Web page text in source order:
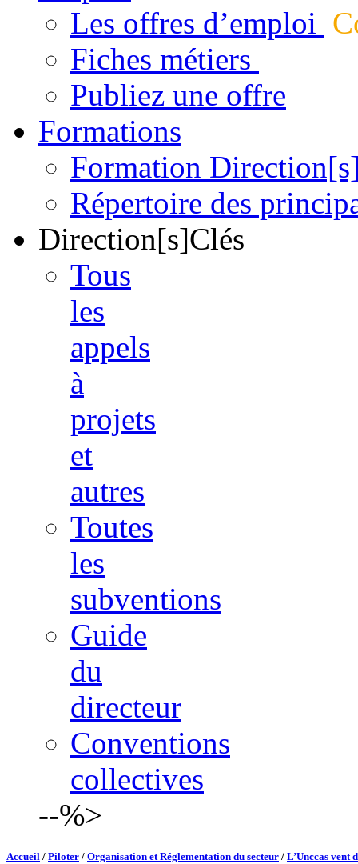
Les offres d’emploi
Fiches métiers
Publiez une offre
Formations
Formation
Répertoire des
Direction[s]Clés
Tous
les
appels
à
projets
et
autres
Toutes
les
subventions
Guide
du
directeur
Conventions
collectives
--%>
Accueil / Piloter / Organisation et Réglementation du secteur / L’Unccas vent